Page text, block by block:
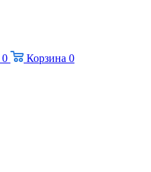
0 Корзина 0